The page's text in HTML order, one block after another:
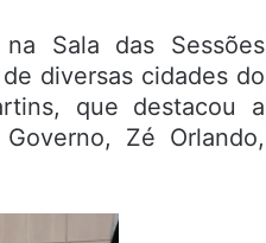
Sala das Sessões
diversas cidades do
que destacou a
Zé Orlando,